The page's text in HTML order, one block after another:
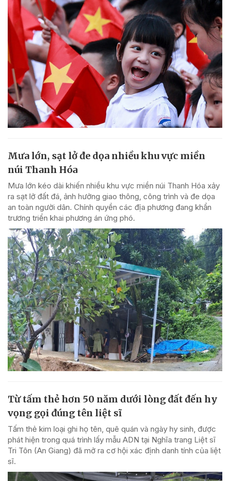
Mưa lớn, sạt lở đe dọa nhiều khu vực miền
núi Thanh Hóa
Mưa lớn kéo dài khiến nhiều khu vực miền núi Thanh Hóa xảy
ra sạt lở đất đá, ảnh hưởng giao thông, công trình và đe dọa
an toàn người dân. Chính quyền các địa phương đang khẩn
trương triển khai phương án ứng phó.
Từ tấm thẻ hơn 50 năm dưới lòng đất đến hy
vọng gọi đúng tên liệt sĩ
Tấm thẻ kim loại ghi họ tên, quê quán và ngày hy sinh, được
phát hiện trong quá trình lấy mẫu ADN tại Nghĩa trang Liệt sĩ
Tri Tôn (An Giang) đã mở ra cơ hội xác định danh tính của liệt
sĩ.